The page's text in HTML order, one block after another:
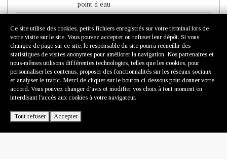
Ce site utilise des cookies, petits fichiers enregistrés sur votre terminal lors de
votre visite sur le site. Vous pouvez accepter ou refuser leur dépôt. Si vous
changez de page sur ce site, le responsable du site pourra recueillir des
statistiques de visites anonymes pour améliorer la navigation. Nos partenaires et
nous-mêmes utilisons différentes technologies, telles que les cookies, pour
personnaliser les contenus, proposer des fonctionnalités sur les réseaux sociaux
et analyser le trafic. Merci de cliquer sur le bouton ci-dessous pour donner votre
accord. Vous pouvez changer d’avis et modifier vos choix à tout moment en
interdisant l'accès aux cookies à votre navigateur.
Tout refuser Accepter
point d’eau
Sanitaires 1 WC